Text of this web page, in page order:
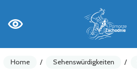
Home / Sehenswürdigkeiten /